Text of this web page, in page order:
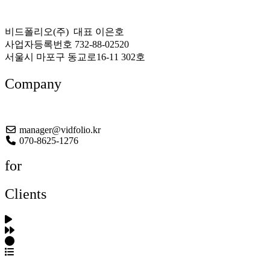
비드폴리오(주) 대표 이은호
사업자등록번호 732-88-02520
서울시 마포구 동교로16-11 302호
Company
manager@vidfolio.kr
070-8625-1276
for
Clients